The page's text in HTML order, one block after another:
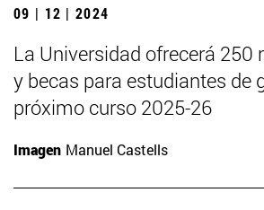
09 | 12 | 2024
La Universidad ofrecerá 250
y becas para estudiantes de
próximo curso 2025-26
Imagen Manuel Castells